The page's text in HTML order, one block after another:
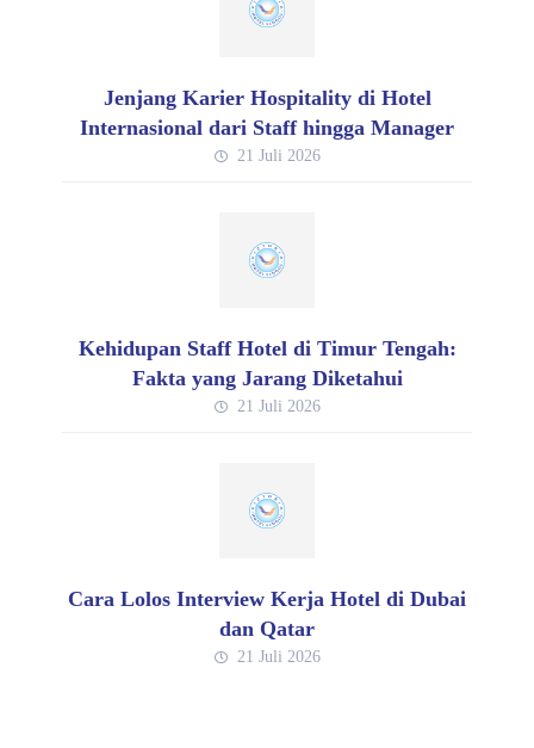
Jenjang Karier Hospitality di Hotel
Internasional dari Staff hingga Manager
21 Juli 2026
Kehidupan Staff Hotel di Timur Tengah:
Fakta yang Jarang Diketahui
21 Juli 2026
Cara Lolos Interview Kerja Hotel di Dubai
dan Qatar
21 Juli 2026